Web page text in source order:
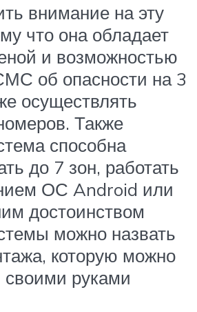
внимание на эту
что она обладает
и возможностью
об опасности на 3
осуществлять
Также
способна
до 7 зон, работать
ОС Android или
достоинством
можно назвать
которую можно
своими руками